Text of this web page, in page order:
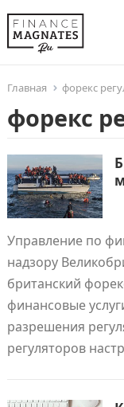
Главная форекс
форекс
Управление по
надзору
британский
финансовые
разрешения
регуляторов